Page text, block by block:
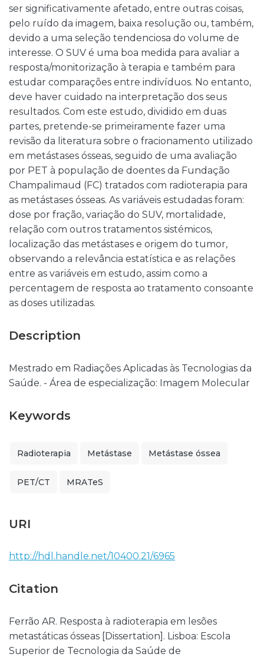
ser significativamente afetado, entre outras coisas,
pelo ruído da imagem, baixa resolução ou, também,
devido a uma seleção tendenciosa do volume de
interesse. O SUV é uma boa medida para avaliar a
resposta/monitorização à terapia e também para
estudar comparações entre indivíduos. No entanto,
deve haver cuidado na interpretação dos seus
resultados. Com este estudo, dividido em duas
partes, pretende-se primeiramente fazer uma
revisão da literatura sobre o fracionamento utilizado
em metástases ósseas, seguido de uma avaliação
por PET à população de doentes da Fundação
Champalimaud (FC) tratados com radioterapia para
as metástases ósseas. As variáveis estudadas foram:
dose por fração, variação do SUV, mortalidade,
relação com outros tratamentos sistémicos,
localização das metástases e origem do tumor,
observando a relevância estatística e as relações
entre as variáveis em estudo, assim como a
percentagem de resposta ao tratamento consoante
as doses utilizadas.
Description
Mestrado em Radiações Aplicadas às Tecnologias da
Saúde. - Área de especialização: Imagem Molecular
Keywords
Radioterapia Metástase Metástase óssea
PET/CT MRATeS
URI
http://hdl.handle.net/10400.21/6965
Citation
Ferrão AR. Resposta à radioterapia em lesões
metastáticas ósseas [Dissertation]. Lisboa: Escola
Superior de Tecnologia da Saúde de